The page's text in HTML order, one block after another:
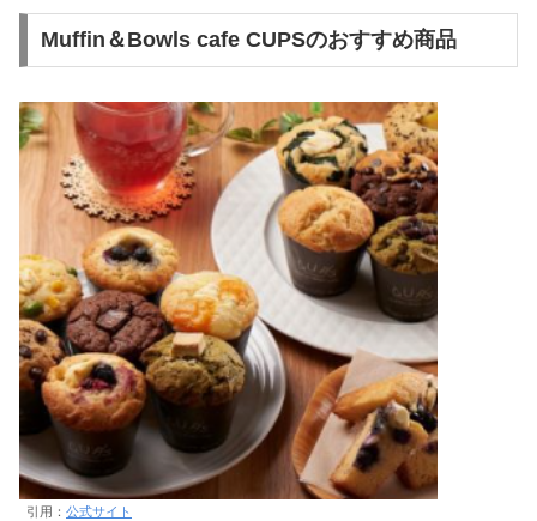
Muffin＆Bowls cafe CUPSのおすすめ商品
引用： 公式サイト